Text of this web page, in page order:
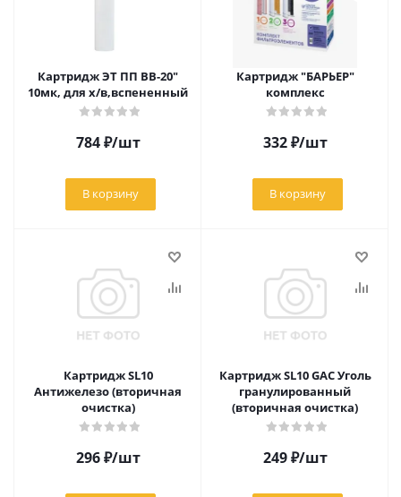
Картридж ЭТ ПП ВВ-20"
10мк, для х/в,вспененный
784₽/шт
В корзину
Картридж "БАРЬЕР"
комплекс
332₽/шт
В корзину
Картридж SL10
Антижелезо (вторичная
очистка)
296₽/шт
Картридж SL10 GAC Уголь
гранулированный
(вторичная очистка)
249₽/шт